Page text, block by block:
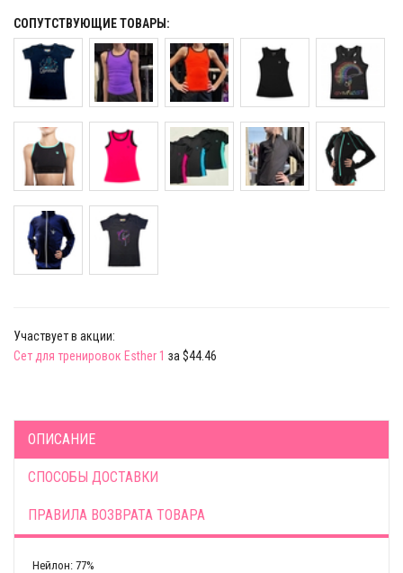
СОПУТСТВУЮЩИЕ ТОВАРЫ:
Участвует в акции:
Сет для тренировок Esther 1 за $44.46
ОПИСАНИЕ
СПОСОБЫ ДОСТАВКИ
ПРАВИЛА ВОЗВРАТА ТОВАРА
Нейлон: 77%